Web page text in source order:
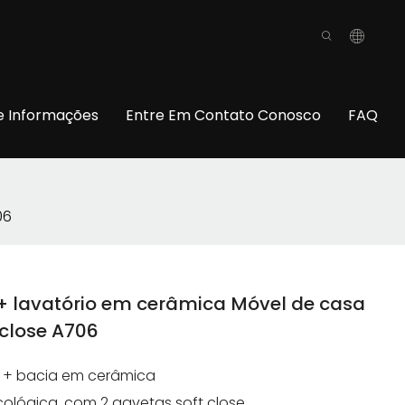
Informações Entre Em Contato Conosco FAQ
lavatório em cerâmica Móvel de casa
A706
bacia em cerâmica